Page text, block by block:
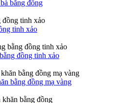
bằng đồng
tinh xảo
đồng tinh xảo
bằng đồng mạ vàng